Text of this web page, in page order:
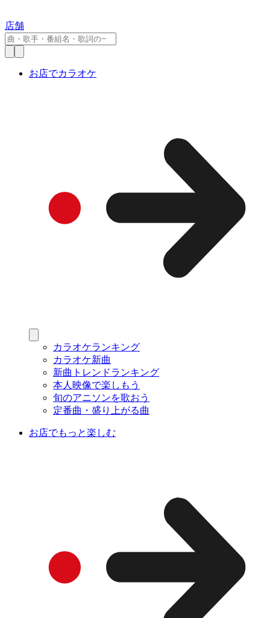
店舗
お店でカラオケ
カラオケランキング
カラオケ新曲
新曲トレンドランキング
本人映像で楽しもう
旬のアニソンを歌おう
定番曲・盛り上がる曲
お店でもっと楽しむ